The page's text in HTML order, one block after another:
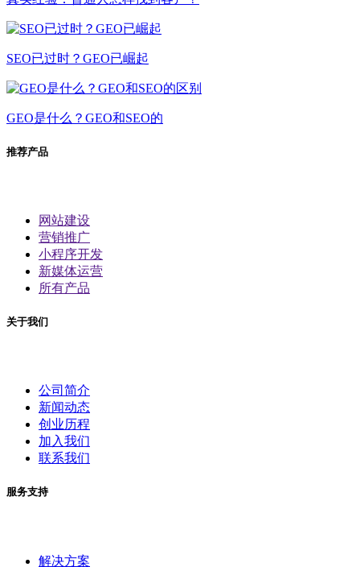
SEO已过时？GEO已崛起
GEO是什么？GEO和SEO的
推荐产品
网站建设
营销推广
小程序开发
新媒体运营
所有产品
关于我们
公司简介
新闻动态
创业历程
加入我们
联系我们
服务支持
解决方案